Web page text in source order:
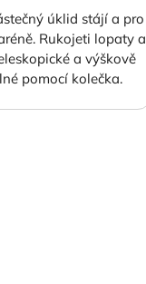
úklid stájí a pro
Rukojeti lopaty a
a výškově
pomocí kolečka.